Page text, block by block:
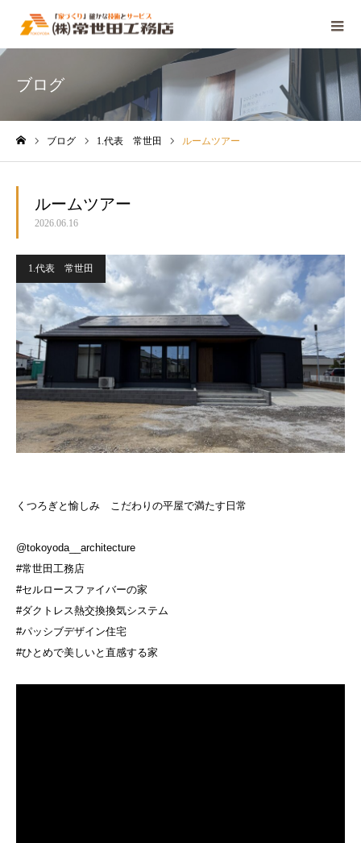
ブログ
ブログ 1.代表 常世田 ルームツアー
ルームツアー
2026.06.16
1.代表 常世田
くつろぎと愉しみ こだわりの平屋で満たす日常
@tokoyoda__architecture
#常世田工務店
#セルロースファイバーの家
#ダクトレス熱交換換気システム
#パッシブデザイン住宅
#ひとめで美しいと直感する家